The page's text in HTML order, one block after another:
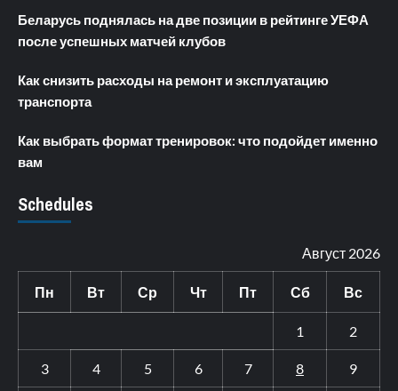
Беларусь поднялась на две позиции в рейтинге УЕФА
после успешных матчей клубов
Как снизить расходы на ремонт и эксплуатацию
транспорта
Как выбрать формат тренировок: что подойдет именно
вам
Schedules
Август 2026
Пн Вт Ср Чт Пт Сб Вс
1 2
3 4 5 6 7 8 9